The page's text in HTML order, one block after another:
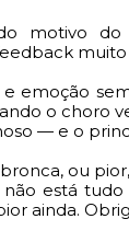
motivo
emoção
o choro
— e o
bronca, ou
não está
ainda.